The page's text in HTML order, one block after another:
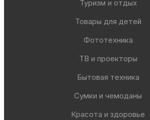
Туризм и отдых
Товары для детей
Фототехника
ТВ и проекторы
Бытовая техника
Сумки и чемоданы
Красота и здоровье